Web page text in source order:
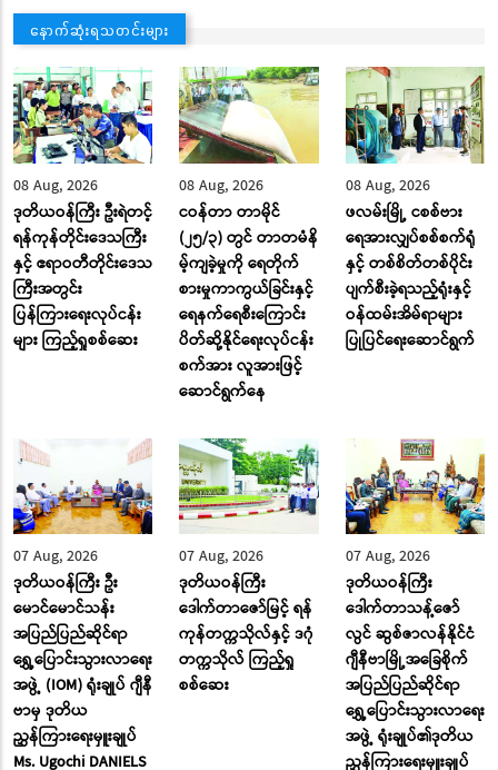
နောက်ဆုံးရသတင်းများ
08 Aug, 2026
ဒုတိယဝန်ကြီး ဦးရဲတင့်
ရန်ကုန်တိုင်းဒေသကြီး
နှင့် ဧရာဝတီတိုင်းဒေသ
ကြီးအတွင်း
ပြန်ကြားရေးလုပ်ငန်း
များ ကြည့်ရှုစစ်ဆေး
08 Aug, 2026
ငဝန်တာ တာမိုင်
(၂၅/၃) တွင် တာတမံနိ
မ့်ကျခဲ့မှုကို ရေတိုက်
စားမှုကာကွယ်ခြင်းနှင့်
ရေနက်ရေစီးကြောင်း
ပိတ်ဆို့နိုင်ရေးလုပ်ငန်း
စက်အား လူအားဖြင့်
ဆောင်ရွက်နေ
08 Aug, 2026
ဖလမ်းမြို့ ငစစ်ဗား
ရေအားလျှပ်စစ်စက်ရုံ
နှင့် တစ်စိတ်တစ်ပိုင်း
ပျက်စီးခဲ့ရသည့်ရုံးနှင့်
ဝန်ထမ်းအိမ်ရာများ
ပြုပြင်ရေးဆောင်ရွက်
07 Aug, 2026
ဒုတိယဝန်ကြီး ဦး
မောင်မောင်သန်း
အပြည်ပြည်ဆိုင်ရာ
ရွှေ့ပြောင်းသွားလာရေး
အဖွဲ့ (IOM) ရုံးချုပ် ဂျီနီ
ဗာမှ ဒုတိယ
ညွှန်ကြားရေးမှူးချုပ်
Ms. Ugochi DANIELS
07 Aug, 2026
ဒုတိယဝန်ကြီး
ဒေါက်တာဇော်မြင့် ရန်
ကုန်တက္ကသိုလ်နှင့် ဒဂုံ
တက္ကသိုလ် ကြည့်ရှု
စစ်ဆေး
07 Aug, 2026
ဒုတိယဝန်ကြီး
ဒေါက်တာသန့်ဇော်
လွင် ဆွစ်ဇာလန်နိုင်ငံ
ဂျီနီဗာမြို့အခြေစိုက်
အပြည်ပြည်ဆိုင်ရာ
ရွှေ့ပြောင်းသွားလာရေး
အဖွဲ့ ရုံးချုပ်၏ဒုတိယ
ညွှန်ကြားရေးမှူးချုပ်